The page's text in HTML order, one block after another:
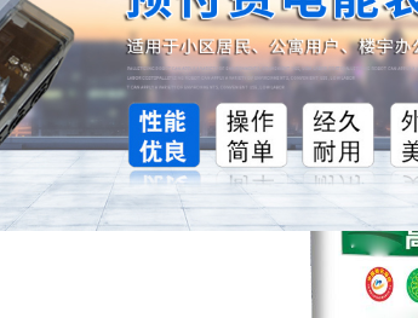
产​销售​​​
、装饰涂料